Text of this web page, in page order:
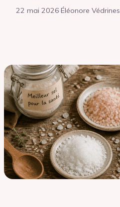
22 mai 2026·Éléonore Védrines